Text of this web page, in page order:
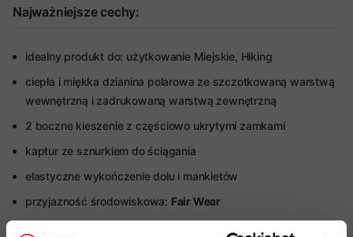
Najważniejsze cechy:
idealny produkt do: użytkowanie Miejskie, Hiking
ciepła i miękka dzianina polarowa ze szczotkowaną warstwą
wewnętrzną i zadrukowaną warstwą zewnętrzną
2 boczne kieszenie z częściowo ukrytymi zamkami
kaptur ze sznurkiem do ściągania
elastyczne wykończenie dołu i mankietów
przyjazność środowiskowa: Fair Wear